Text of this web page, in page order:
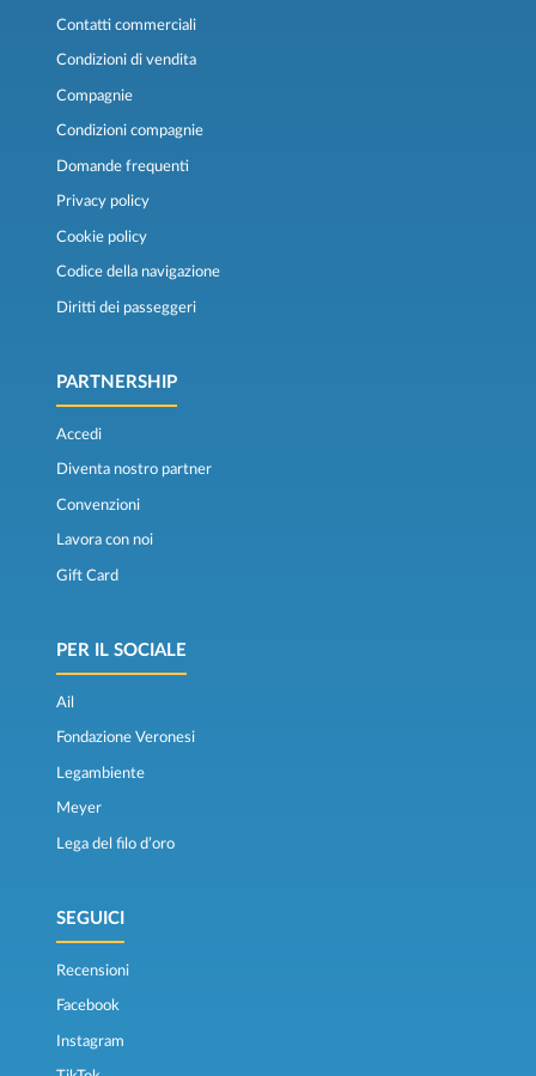
Contatti commerciali
Condizioni di vendita
Compagnie
Condizioni compagnie
Domande frequenti
Privacy policy
Cookie policy
Codice della navigazione
Diritti dei passeggeri
PARTNERSHIP
Accedi
Diventa nostro partner
Convenzioni
Lavora con noi
Gift Card
PER IL SOCIALE
Ail
Fondazione Veronesi
Legambiente
Meyer
Lega del filo d’oro
SEGUICI
Recensioni
Facebook
Instagram